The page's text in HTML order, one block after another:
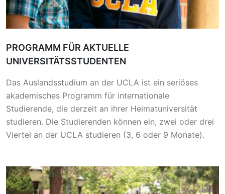
PROGRAMM FÜR AKTUELLE
UNIVERSITÄTSSTUDENTEN
Das Auslandsstudium an der UCLA ist ein seriöses
akademisches Programm für internationale
Studierende, die derzeit an ihrer Heimatuniversität
studieren. Die Studierenden können ein, zwei oder drei
Viertel an der UCLA studieren (3, 6 oder 9 Monate).